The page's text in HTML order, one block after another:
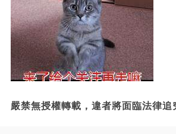
嚴禁無授權轉載，違者將面臨法律追